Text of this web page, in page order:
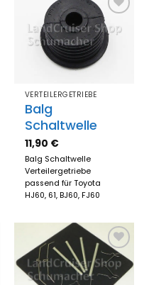
Zum
Merkzettel
hinzufügen
VERTEILERGETRIEBE
Balg
Schaltwelle
11,90 €
Balg Schaltwelle
Verteilergetriebe
passend für Toyota
HJ60, 61, BJ60, FJ60
Zum
Merkzettel
hinzufügen